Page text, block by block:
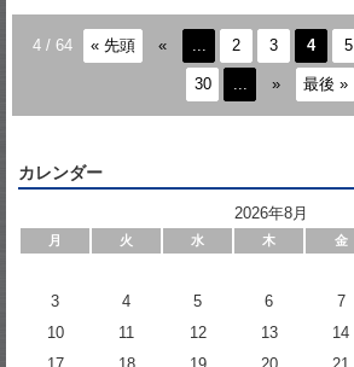
4 / 64 « 先頭 « 2 3 4 5
30 » 最後 »
カレンダー
2026年8月
月 火 水 木 金
3
4 5 6 7
10
11 12 13 14